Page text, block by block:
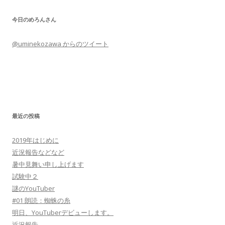
ナ
ゲ
今日のめろんさん
@uminekozawa からのツイート
最近の投稿
2019年はじめに
近況報告などなど
暑中見舞い申し上げます
試験中２
謎のYouTuber
#01 朗読：蜘蛛の糸
明日、YouTuberデビューします。